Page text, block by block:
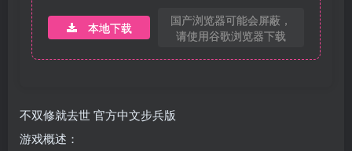
本地下载
国产浏览器可能会屏蔽，
请使用谷歌浏览器下载
不双修就去世 官方中文步兵版
游戏概述：